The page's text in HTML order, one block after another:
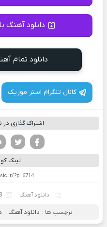
دانلود آهنگ
دانلود تمام
کانال تلگرام استر موزیک
اشتراک گذاری
لینک
دانلود آهنگ 23
برچسب ها : دانلود آهنگ ،